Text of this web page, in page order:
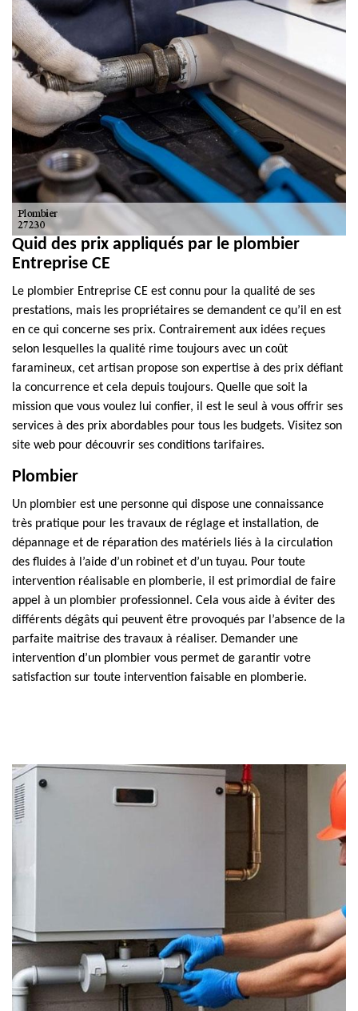
Quid des prix appliqués par le plombier
Entreprise CE
Le plombier Entreprise CE est connu pour la qualité de ses
prestations, mais les propriétaires se demandent ce qu’il en est
en ce qui concerne ses prix. Contrairement aux idées reçues
selon lesquelles la qualité rime toujours avec un coût
faramineux, cet artisan propose son expertise à des prix défiant
la concurrence et cela depuis toujours. Quelle que soit la
mission que vous voulez lui confier, il est le seul à vous offrir ses
services à des prix abordables pour tous les budgets. Visitez son
site web pour découvrir ses conditions tarifaires.
Plombier
Un plombier est une personne qui dispose une connaissance
très pratique pour les travaux de réglage et installation, de
dépannage et de réparation des matériels liés à la circulation
des fluides à l’aide d’un robinet et d’un tuyau. Pour toute
intervention réalisable en plomberie, il est primordial de faire
appel à un plombier professionnel. Cela vous aide à éviter des
différents dégâts qui peuvent être provoqués par l’absence de la
parfaite maitrise des travaux à réaliser. Demander une
intervention d’un plombier vous permet de garantir votre
satisfaction sur toute intervention faisable en plomberie.